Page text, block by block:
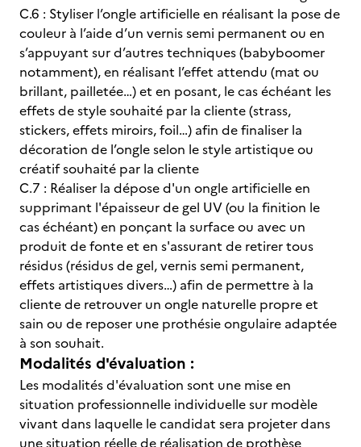
C.6 : Styliser l’ongle artificielle en réalisant la pose de
couleur à l’aide d’un vernis semi permanent ou en
s’appuyant sur d’autres techniques (babyboomer
notamment), en réalisant l’effet attendu (mat ou
brillant, pailletée…) et en posant, le cas échéant les
effets de style souhaité par la cliente (strass,
stickers, effets miroirs, foil…) afin de finaliser la
décoration de l’ongle selon le style artistique ou
créatif souhaité par la cliente
C.7 : Réaliser la dépose d'un ongle artificielle en
supprimant l'épaisseur de gel UV (ou la finition le
cas échéant) en ponçant la surface ou avec un
produit de fonte et en s'assurant de retirer tous
résidus (résidus de gel, vernis semi permanent,
effets artistiques divers…) afin de permettre à la
cliente de retrouver un ongle naturelle propre et
sain ou de reposer une prothésie ongulaire adaptée
à son souhait.
Modalités d'évaluation :
Les modalités d'évaluation sont une mise en
situation professionnelle individuelle sur modèle
vivant dans laquelle le candidat sera projeter dans
une situation réelle de réalisation de prothèse